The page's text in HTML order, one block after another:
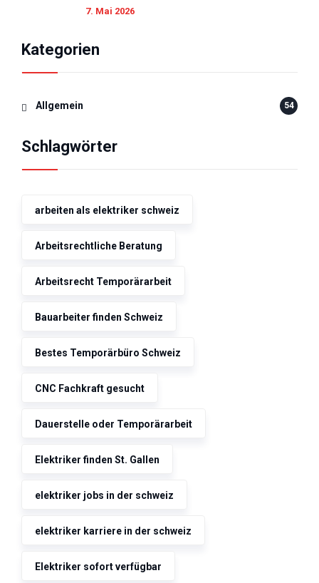
7. Mai 2026
Kategorien
Allgemein 54
Schlagwörter
arbeiten als elektriker schweiz
Arbeitsrechtliche Beratung
Arbeitsrecht Temporärarbeit
Bauarbeiter finden Schweiz
Bestes Temporärbüro Schweiz
CNC Fachkraft gesucht
Dauerstelle oder Temporärarbeit
Elektriker finden St. Gallen
elektriker jobs in der schweiz
elektriker karriere in der schweiz
Elektriker sofort verfügbar